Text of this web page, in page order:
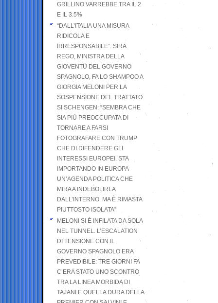
GRILLINO VARREBBE TRA IL 2
E IL 3.5%
“DALL’ITALIA UNA MISURA
RIDICOLA E
IRRESPONSABILE”: SIRA
REGO, MINISTRA DELLA
GIOVENTÙ DEL GOVERNO
SPAGNOLO, FA LO SHAMPOO A
GIORGIA MELONI PER LA
SOSPENSIONE DEL TRATTATO
SI SCHENGEN: “SEMBRA CHE
SIA PIÙ PREOCCUPATA DI
TORNARE A FARSI
FOTOGRAFARE CON TRUMP
CHE DI DIFENDERE GLI
INTERESSI EUROPEI. STA
IMPORTANDO IN EUROPA
UN’AGENDA POLITICA CHE
MIRA A INDEBOLIRLA
DALL’INTERNO. MA È RIMASTA
PIUTTOSTO ISOLATA”
MELONI SI È INFILATA DA SOLA
NEL TUNNEL. L’ESCALATION
DI TENSIONE CON IL
GOVERNO SPAGNOLO ERA
PREVEDIBILE: TRE GIORNI FA
C’ERA STATO UNO SCONTRO
TRA LA LINEA MORBIDA DI
TAJANI E QUELLA DURA DELLA